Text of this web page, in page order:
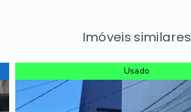
Imóveis similares
Usado